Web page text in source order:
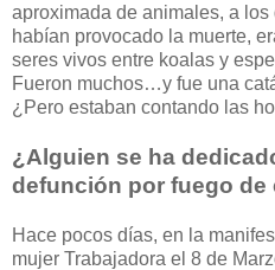
aproximada de animales, a
habían provocado la muerte,
seres vivos entre koalas y
Fueron muchos…y fue una
¿Pero estaban contando las
¿Alguien se ha
defunción por fuego de
Hace pocos días, en la
mujer Trabajadora el 8 de